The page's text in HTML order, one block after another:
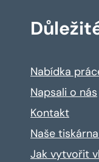
Nabídka
Napsali o nás
Kontakt
Naše
Jak vytvořit